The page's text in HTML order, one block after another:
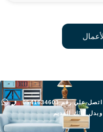
اتصل علي رقم 0541634603
وبدل أثاثك القديم